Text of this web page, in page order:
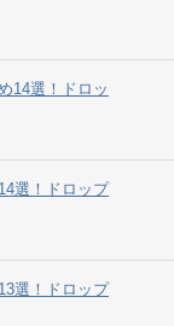
14選！ドロッ
選！ドロップ
選！ドロップ